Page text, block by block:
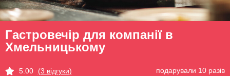
Гастровечір для компанії в
Хмельницькому
5.00 (3 відгуки) подарували 10 разів